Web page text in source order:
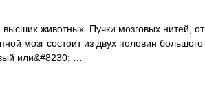
животных. Пучки мозговых нитей, от
мозг состоит из двух половин большого
или&#8230; …